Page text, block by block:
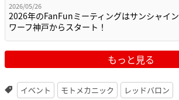
2026/05/26
2026年のFanFunミーティングはサンシャイン
ワーフ神戸からスタート！
もっと見る
イベント モトメカニック レッドバロン